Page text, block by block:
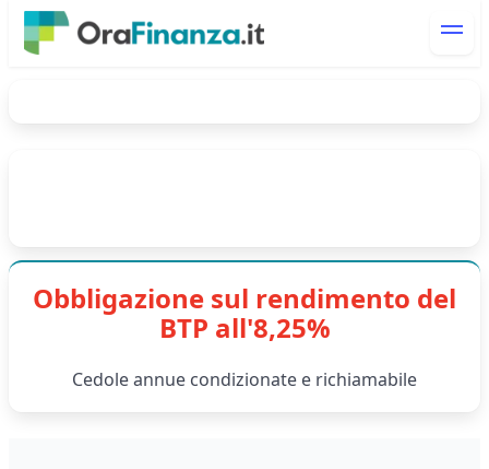
Obbligazione sul rendimento del
BTP all'8,25%
Cedole annue condizionate e richiamabile